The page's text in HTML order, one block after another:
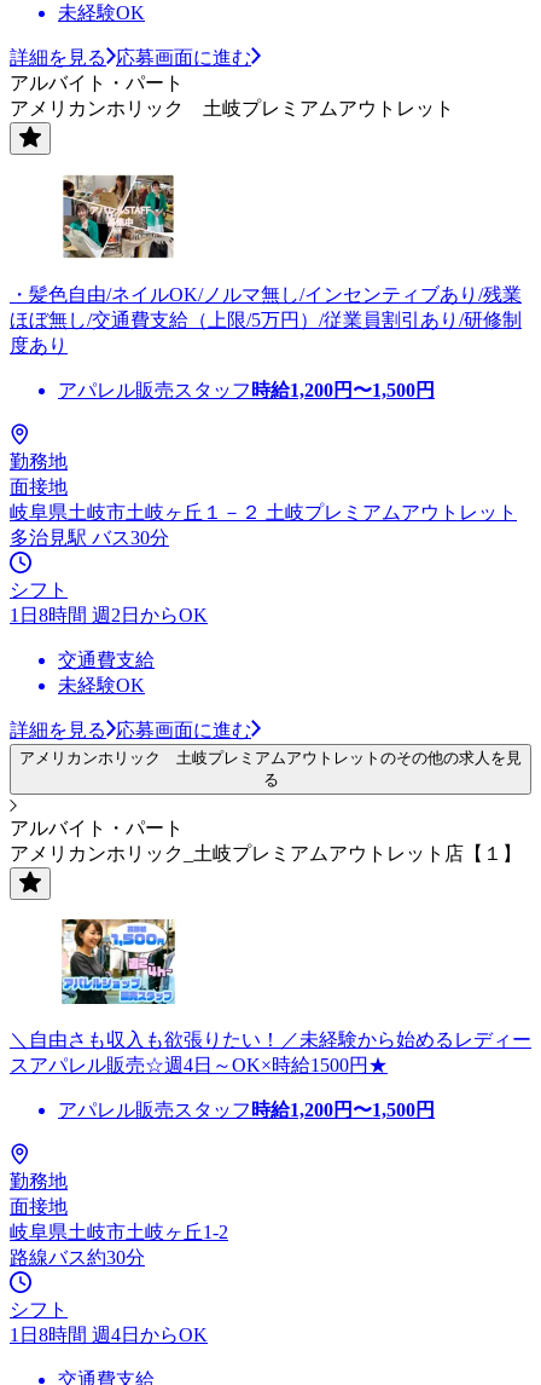
未経験OK
詳細を見る
応募画面に進む
アルバイト・パート
アメリカンホリック 土岐プレミアムアウトレット
・髪色自由/ネイルOK/ノルマ無し/インセンティブあり/残業
ほぼ無し/交通費支給（上限/5万円）/従業員割引あり/研修制
度あり
アパレル販売スタッフ 時給1,200円〜1,500円
勤務地
面接地
岐阜県土岐市土岐ヶ丘１－２ 土岐プレミアムアウトレット
多治見駅 バス30分
シフト
1日8時間 週2日からOK
交通費支給
未経験OK
詳細を見る 応募画面に進む
アメリカンホリック 土岐プレミアムアウトレットのその他の求人を見
る
アルバイト・パート
アメリカンホリック_土岐プレミアムアウトレット店【１】
＼自由さも収入も欲張りたい！／未経験から始めるレディー
スアパレル販売☆週4日～OK×時給1500円★
アパレル販売スタッフ 時給1,200円〜1,500円
勤務地
面接地
岐阜県土岐市土岐ヶ丘1-2
路線バス約30分
シフト
1日8時間 週4日からOK
交通費支給